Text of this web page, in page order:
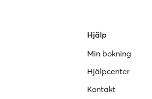
Hjälp
Min bokning
Hjälpcenter
Kontakt